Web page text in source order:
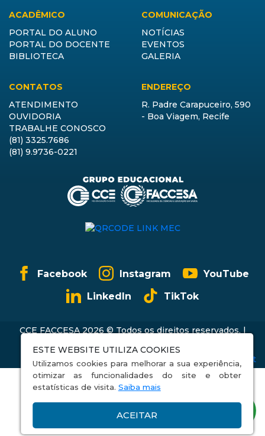
ACADÊMICO
PORTAL DO ALUNO
PORTAL DO DOCENTE
BIBLIOTECA
COMUNICAÇÃO
NOTÍCIAS
EVENTOS
GALERIA
CONTATOS
ATENDIMENTO
OUVIDORIA
TRABALHE CONOSCO
(81) 3325.7686
(81) 9.9736-0221
ENDEREÇO
R. Padre Carapuceiro, 590
- Boa Viagem, Recife
Facebook Instagram
YouTube
LinkedIn
TikTok
CCE FACCESA 2026 © Todos os direitos reservados. |
ESTE WEBSITE UTILIZA COOKIES
Utilizamos cookies para melhorar a sua experiência,
otimizar as funcionalidades do site e obter
estatísticas de visita. Saiba mais
ACEITAR